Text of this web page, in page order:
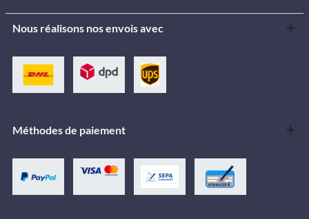
Nous réalisons nos envois avec
Méthodes de paiement